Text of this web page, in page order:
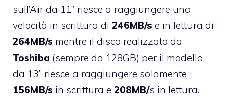
sull’Air da 11” riesce a raggiungere una
velocità in scrittura di 246MB/s e in lettura di
264MB/s mentre il disco realizzato da
Toshiba (sempre da 128GB) per il modello
da 13” riesce a raggiungere solamente
156MB/s in scrittura e 208MB/s in lettura.